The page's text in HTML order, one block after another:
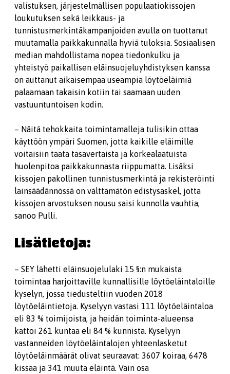
valistuksen, järjestelmällisen populaatiokissojen
loukutuksen sekä leikkaus- ja
tunnistusmerkintäkampanjoiden avulla on tuottanut
muutamalla paikkakunnalla hyviä tuloksia. Sosiaalisen
median mahdollistama nopea tiedonkulku ja
yhteistyö paikallisen eläinsuojeluyhdistyksen kanssa
on auttanut aikaisempaa useampia löytöeläimiä
palaamaan takaisin kotiin tai saamaan uuden
vastuuntuntoisen kodin.
– Näitä tehokkaita toimintamalleja tulisikin ottaa
käyttöön ympäri Suomen, jotta kaikille eläimille
voitaisiin taata tasavertaista ja korkealaatuista
huolenpitoa paikkakunnasta riippumatta. Lisäksi
kissojen pakollinen tunnistusmerkintä ja rekisteröinti
lainsäädännössä on välttämätön edistysaskel, jotta
kissojen arvostuksen nousu saisi kunnolla vauhtia,
sanoo Pulli.
Lisätietoja:
– SEY lähetti eläinsuojelulaki 15 §:n mukaista
toimintaa harjoittaville kunnallisille löytöeläintaloille
kyselyn, jossa tiedusteltiin vuoden 2018
löytöeläintietoja. Kyselyyn vastasi 111 löytöeläintaloa
eli 83 % toimijoista, ja heidän toiminta-alueensa
kattoi 261 kuntaa eli 84 % kunnista. Kyselyyn
vastanneiden löytöeläintalojen yhteenlasketut
löytöeläinmäärät olivat seuraavat: 3607 koiraa, 6478
kissaa ja 341 muuta eläintä. Vain osa